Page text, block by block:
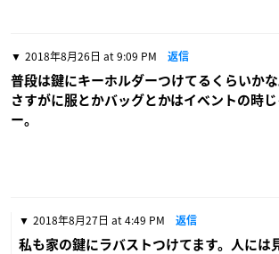
2018年8月26日 at 9:09 PM 返信
普段は鍵にキーホルダーつけてるくらいかな
さすがに服とかバッグとかはイベントの時
ー。
2018年8月27日 at 4:49 PM 返信
私も家の鍵にラバストつけてます。人には